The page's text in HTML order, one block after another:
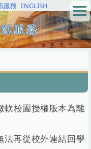
服務 ENGLISH
軟校園授權版本為離
法再從校外連結回學